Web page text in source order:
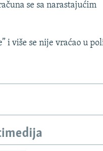
se sa narastajućim
i više se nije vraćao u